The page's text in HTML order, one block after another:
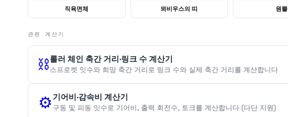
직육면체 뫼비우스의 띠 원뿔
관련 계산기
⛓️롤러 체인 축간 거리·링크 수 계산기
스프로켓 잇수와 희망 축간 거리로 링크 수와 실제 축간 거리를 계산합니다
⚙️기어비·감속비 계산기
구동 및 피동 잇수로 기어비, 출력 회전수, 토크를 계산합니다 (다단 지원)